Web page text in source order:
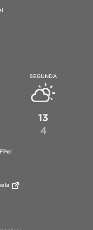
SEGUNDA
13
4